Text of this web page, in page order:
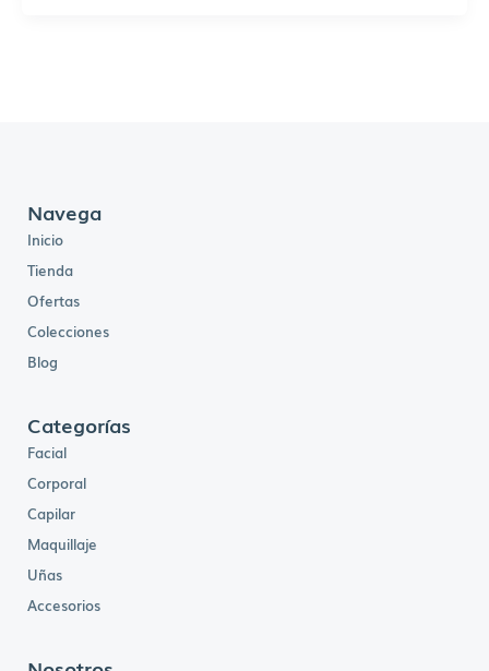
Navega
Inicio
Tienda
Ofertas
Colecciones
Blog
Categorías
Facial
Corporal
Capilar
Maquillaje
Uñas
Accesorios